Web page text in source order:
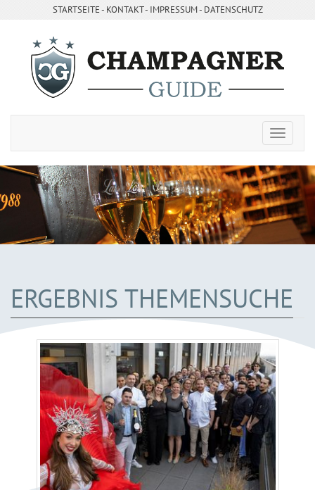
STARTSEITE- ­ KONTAKT- ­ IMPRESSUM- DATENSCHUTZ
ERGEBNIS THEMENSUCHE